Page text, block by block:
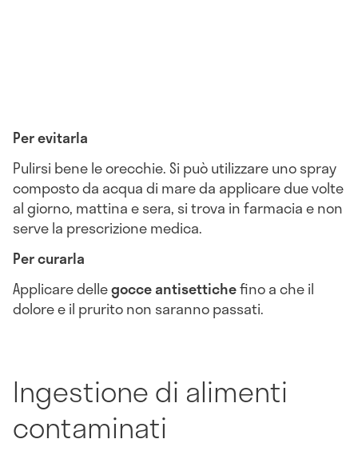
Per evitarla
Pulirsi bene le orecchie. Si può utilizzare uno spray
composto da acqua di mare da applicare due volte
al giorno, mattina e sera, si trova in farmacia e non
serve la prescrizione medica.
Per curarla
Applicare dellegocce antisettichefino a che il
dolore e il prurito non saranno passati.
Ingestione di alimenti
contaminati